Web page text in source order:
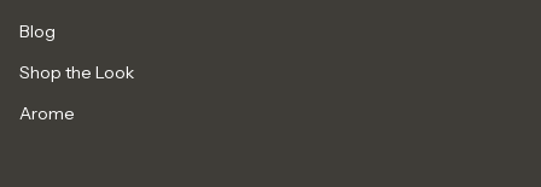
Blog
Shop the Look
Arome